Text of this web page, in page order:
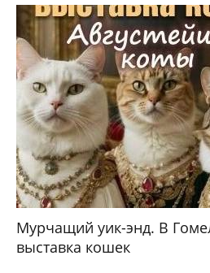
Мурчащий уик-энд. В
выставка кошек